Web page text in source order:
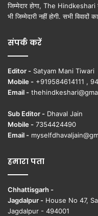
जिम्मेदार होगा, The
भी जिम्मेदारी नहीं होगी. सभी विवादों
संपर्क करें
Editor - Satyam Mani Tiwari
Mobile - +919584614111 ,
Email -
Sub Editor - Dhaval Jain
Mobile - 7354424490
Email -
हमारा पता
Chhattisgarh -
Jagdalpur - House No 47,
Jagdalpur - 494001